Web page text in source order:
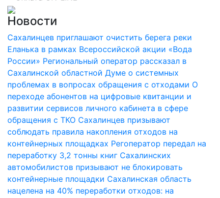
Новости
Сахалинцев приглашают очистить берега реки
Еланька в рамках Всероссийской акции «Вода
России» Региональный оператор рассказал в
Сахалинской областной Думе о системных
проблемах в вопросах обращения с отходами О
переходе абонентов на цифровые квитанции и
развитии сервисов личного кабинета в сфере
обращения с ТКО Сахалинцев призывают
соблюдать правила накопления отходов на
контейнерных площадках Регоператор передал на
переработку 3,2 тонны книг Сахалинских
автомобилистов призывают не блокировать
контейнерные площадки Сахалинская область
нацелена на 40% переработки отходов: на